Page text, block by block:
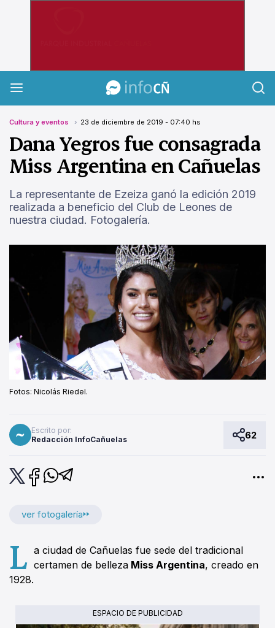
Cultura y eventos 23 de diciembre de 2019 - 07:40 hs
Dana Yegros fue consagrada
Miss Argentina en Cañuelas
La representante de Ezeiza ganó la edición 2019
realizada a beneficio del Club de Leones de
nuestra ciudad. Fotogalería.
Fotos: Nicolás Riedel.
Escrito por:
Redacción InfoCañuelas
62
ver fotogalería
L a ciudad de Cañuelas fue sede del tradicional
certamen de belleza Miss Argentina, creado en
1928.
ESPACIO DE PUBLICIDAD